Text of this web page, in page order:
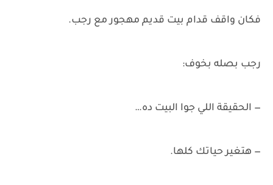
فكان واقف قدام بيت قديم مهجور مع رجب.
رجب بصله بخوف:
— الحقيقة اللي جوا البيت ده…
— هتغير حياتك كلها.